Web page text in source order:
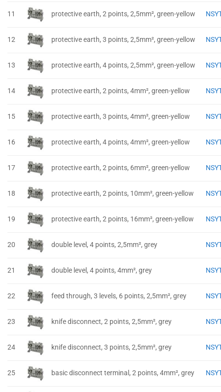
11 protective earth, 2 points, 2,5mm², green-yellow
12 protective earth, 3 points, 2,5mm², green-yellow
13 protective earth, 4 points, 2,5mm², green-yellow
14 protective earth, 2 points, 4mm², green-yellow
15 protective earth, 3 points, 4mm², green-yellow
16 protective earth, 4 points, 4mm², green-yellow
17 protective earth, 2 points, 6mm², green-yellow
18 protective earth, 2 points, 10mm², green-yellow
19 protective earth, 2 points, 16mm², green-yellow
20 double level, 4 points, 2,5mm², grey
21 double level, 4 points, 4mm², grey
22 feed through, 3 levels, 6 points, 2,5mm², grey
23 knife disconnect, 2 points, 2,5mm², grey
24 knife disconnect, 3 points, 2,5mm², grey
25 basic disconnect terminal, 2 points, 4mm², grey